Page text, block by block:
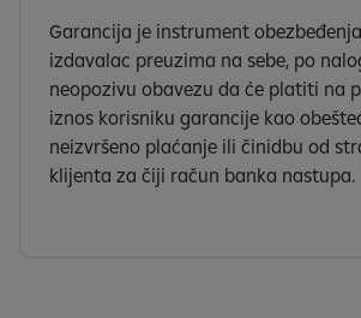
Garancija je instrument
izdavalac preuzima na sebe, po
neopozivu obavezu da će platiti na
iznos korisniku garancije kao
neizvršeno plaćanje ili činidbu od
klijenta za čiji račun banka nastupa.